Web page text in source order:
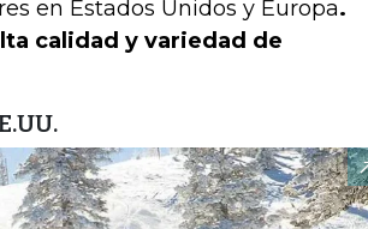
en Estados Unidos y Europa.
calidad y variedad de